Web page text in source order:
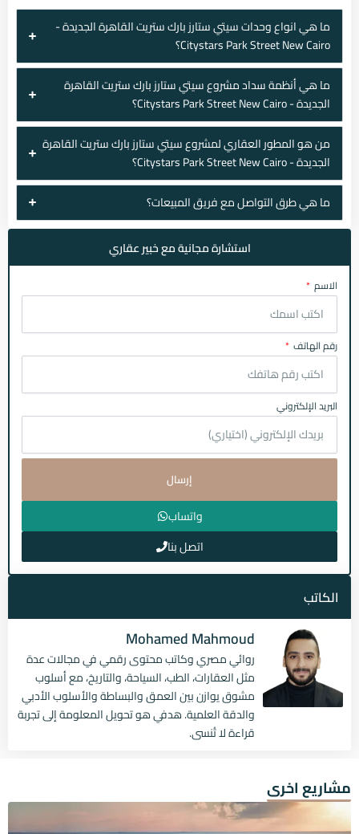
ما هي انواع وحدات سيتي ستارز بارك ستريت القاهرة الجديدة -
Citystars Park Street New Cairo؟
ما هي أنظمة سداد مشروع سيتي ستارز بارك ستريت القاهرة
الجديدة - Citystars Park Street New Cairo؟
من هو المطور العقاري لمشروع سيتي ستارز بارك ستريت القاهرة
الجديدة - Citystars Park Street New Cairo؟
ما هي طرق التواصل مع فريق المبيعات؟
استشارة مجانية مع خبير عقاري
الاسم
رقم الهاتف
البريد الإلكتروني
إرسال
واتساب
اتصل بنا
الكاتب
Mohamed Mahmoud
روائي مصري وكاتب محتوى رقمي في مجالات عدة
مثل العقارات، الطب، السياحة، والتاريخ، مع أسلوب
مشوق يوازن بين العمق والبساطة والأسلوب الأدبي
والدقة العلمية. هدفي هو تحويل المعلومة إلى تجربة
قراءة لا تُنسى.
مشاريع اخرى